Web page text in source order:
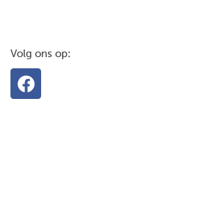
Volg ons op: